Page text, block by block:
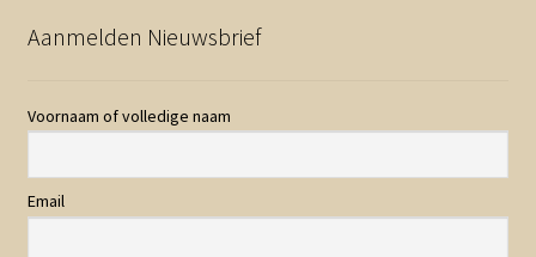
Aanmelden Nieuwsbrief
Voornaam of volledige naam
Email